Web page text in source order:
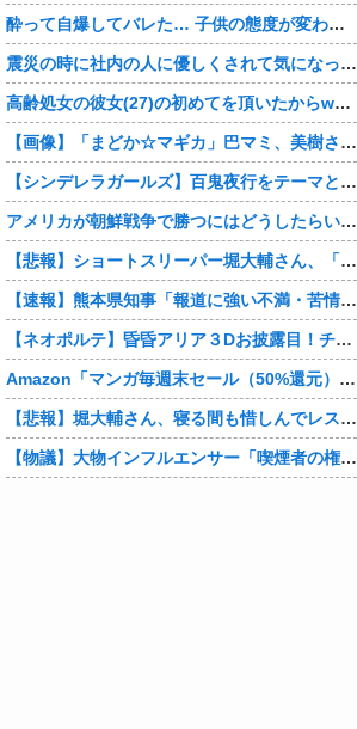
酔って自爆してバレた… 子供の態度が変わって旦那の口から離婚って言葉が出て、急速に現実に引き戻されたっていうか、あー私本当にしちゃいけないことしてたんだなと思い知った。
震災の時に社内の人に優しくされて気になって、６年付き合った彼に別れを告げました。その時新たな好きな人に夢中で元彼はどうでもよく思えました。今ははっきり言って後悔してます…
高齢処女の彼女(27)の初めてを頂いたからwww
【画像】「まどか☆マギカ」巴マミ、美樹さやか、佐倉杏子エロすぎ放課後えんこーハメ撮りどぴゅどぴゅエチエチが最高すぎる❣
【シンデレラガールズ】百鬼夜行をテーマとしたPOP UP SHOPが東京・大阪にて開催
アメリカが朝鮮戦争で勝つにはどうしたらいいのか？
【悲報】ショートスリーパー堀大輔さん、「寝た方がいい」などと誹謗中傷され配信中に泣き出してしまう
【速報】熊本県知事「報道に強い不満・苦情が寄せられている」→TBSの報道特集がまさにそれな件他
【ネオポルテ】昏昏アリア３Dお披露目！チキンテカテカ他
Amazon「マンガ毎週末セール（50%還元）」アツいスポーツマンガ祭り最終日到来！！！他
【悲報】堀大輔さん、寝る間も惜しんでレスバ祭りｗｗｗｗｗｗｗｗｗｗｗｗｗｗｗｗｗｗｗｗｗｗｗｗ他
【物議】大物インフルエンサー「喫煙者の権利がマジで侵害されてる。いくら税金払ってるんだ」他